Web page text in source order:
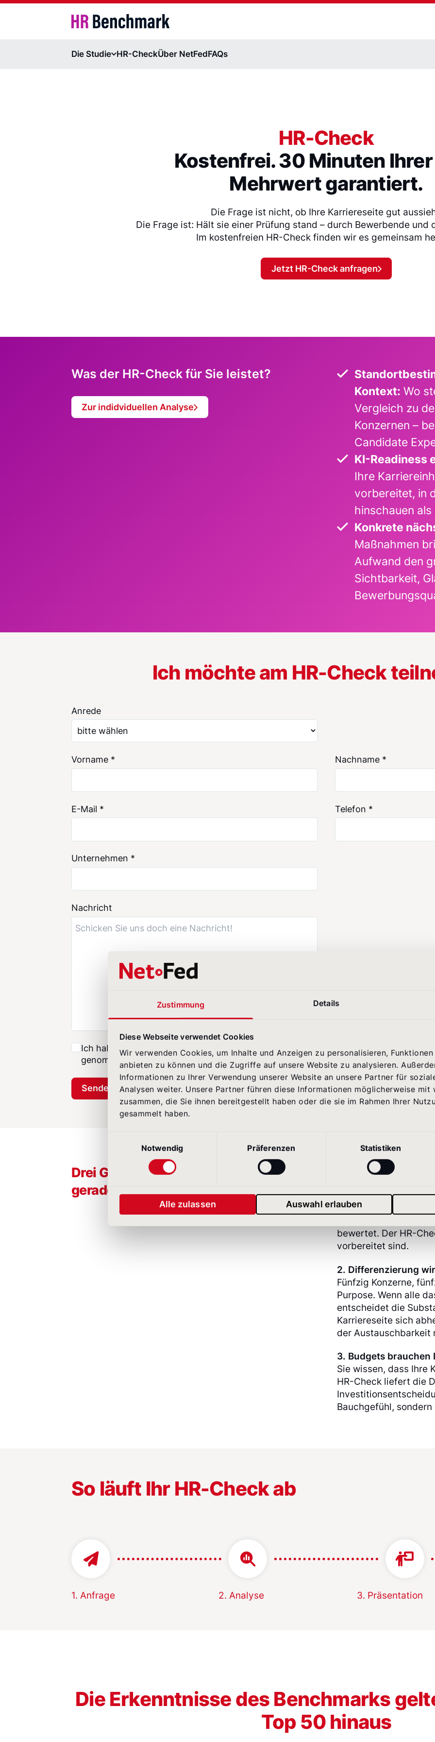
Zustimmung Details
Diese Webseite verwendet Cookies
Wir verwenden Cookies, um Inhalte und Anzeigen zu personalisieren,
anbieten zu können und die Zugriffe auf unsere Website zu analysieren.
Informationen zu Ihrer Verwendung unserer Website an unsere Partner für
Analysen weiter. Unsere Partner führen diese Informationen möglicherweise mit
zusammen, die Sie ihnen bereitgestellt haben oder die sie im Rahmen Ihrer
gesammelt haben.
Notwendig
Präferenzen Statistiken
Auswahl erlauben
Alle zulassen
HR Benchmark
Die Studie HR-CheckÜber NetFedFAQs
HR-Check
Kostenfrei. 30 Minuten
Mehrwert garantiert.
Die Frage ist nicht, ob Ihre Karriereseite gut
Die Frage ist: Hält sie einer Prüfung stand – durch Bewerbende und
Im kostenfreien HR-Check finden wir es gemeinsam
Jetzt HR-Check anfragen
Was der HR-Check für Sie leistet?
Zur indidviduellen Analyse
Kontext: Wo
Vergleich zu
Konzernen –
Candidate
KI-Readiness
Ihre
vorbereitet, in
hinschauen
Konkrete
Maßnahmen
Aufwand den
Sichtbarkeit,
Ich möchte am HR-Check
Anrede
Vorname * Nachname *
E-Mail * Telefon *
Unternehmen *
Nachricht
Ich habe die Datenschutzhinweise
zur Kenntnis
genommen. *
Senden
Drei Gründe, warum der HR-Check
gerade jetzt sinnvoll ist
1. Die Spielregeln
KI-Systeme werten
stellen sie
bereit. Was auf Ihrer
nur von Menschen
bewertet. Der HR-
vorbereitet sind.
2. Differenzierung
Fünfzig Konzerne,
Purpose. Wenn alle
entscheidet die
Karriereseite sich
der Austauschbarkeit
3. Budgets brauchen
Sie wissen, dass Ihre
HR-Check liefert die
Bauchgefühl,
So läuft Ihr HR-Check ab
1. Anfrage 2. Analyse 3. Präsentation
Die Erkenntnisse des Benchmarks
Top 50 hinaus